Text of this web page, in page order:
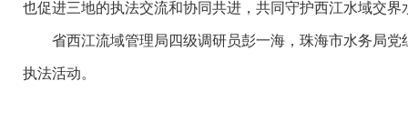
也促进三地的执法交流和协同共进，共同守护西江水域交界
省西江流域管理局四级调研员彭一海，珠海市水务局党
执法活动。